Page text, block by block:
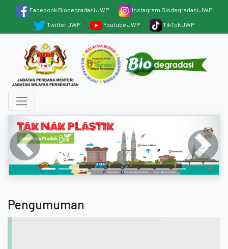
Facebook Biodegradasi JWP Instagram Biodegradasi JWP
Twitter JWP Youtube JWP TikTok JWP
Previous Next
Pengumuman